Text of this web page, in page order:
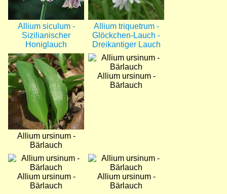
Allium siculum -
Sizilianischer
Honiglauch
Allium triquetrum -
Glöckchen-Lauch -
Dreikantiger Lauch
Bild
Allium ursinum -
Bärlauch
Bild
Allium ursinum -
Bärlauch
Bild
Allium ursinum -
Bärlauch
Bild
Allium ursinum -
Bärlauch